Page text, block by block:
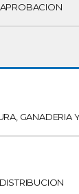
APROBACION
GANADERIA